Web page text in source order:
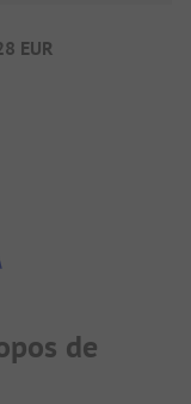
EUR
de